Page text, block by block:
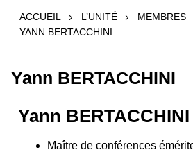
ACCUEIL L’UNITÉ
MEMBRES
YANN BERTACCHINI
Yann BERTACCHINI
Yann BERTACCHINI
Maître de conférences